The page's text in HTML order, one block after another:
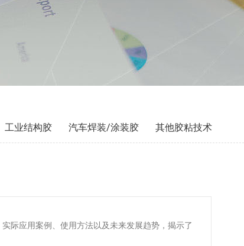
工业结构胶 汽车焊装/涂装胶 其他胶粘技术
际应用案例、使用方法以及未来发展趋势，揭示了